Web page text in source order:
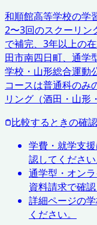
和順館高等学校の学
2〜3回のスクーリン
で補完、3年以上の
田市南四日町、通学
学校・山形総合運動
コースは普通科のみ
リング（酒田・山形
比較するときの確
学費・就学支
認してください
通学型・オン
資料請求で確認
詳細ページの
ください。